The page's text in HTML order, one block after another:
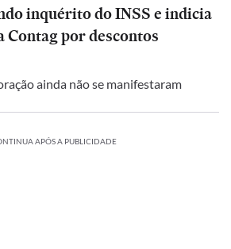
inquérito do INSS e indicia
Contag por descontos
ainda não se manifestaram
APÓS A PUBLICIDADE